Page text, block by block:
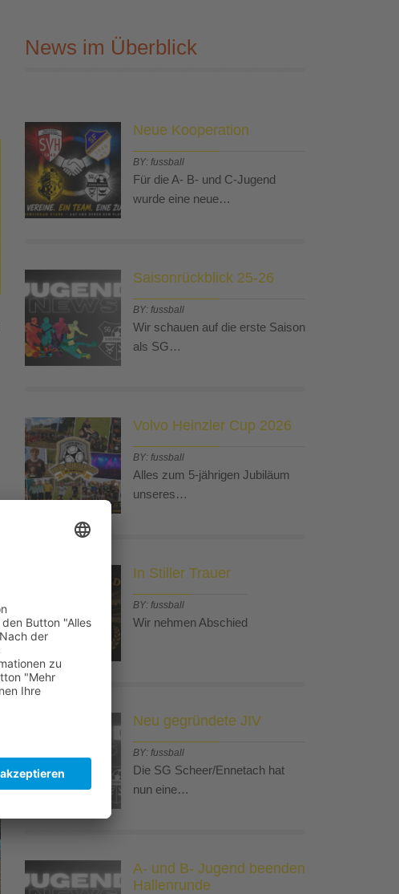
News im Überblick
Neue Kooperation
BY: fussball
Für die A- B- und C-Jugend
wurde eine neue…
Saisonrückblick 25-26
BY: fussball
Wir schauen auf die erste Saison
als SG…
Volvo Heinzler Cup 2026
BY: fussball
Alles zum 5-jährigen Jubiläum
unseres…
In Stiller Trauer
BY: fussball
Wir nehmen Abschied
Neu gegründete JIV
BY: fussball
Die SG Scheer/Ennetach hat
nun eine…
A- und B- Jugend beenden
Hallenrunde